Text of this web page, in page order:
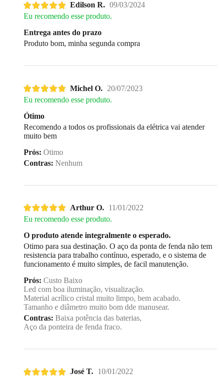
Edilson R. 09/03/2024
Eu recomendo esse produto.
Entrega antes do prazo
Produto bom, minha segunda compra
Michel O. 20/07/2023
Eu recomendo esse produto.
Ótimo
Recomendo a todos os profissionais da elétrica vai atender
muito bem
Prós: Otimo
Contras: Nenhum
Arthur O. 11/01/2022
Eu recomendo esse produto.
O produto atende integralmente o esperado.
Otimo para sua destinação. O aço da ponta de fenda não tem
resistencia para trabalho contínuo, esperado, e o sistema de
funcionamento é muito simples, de facil manutenção.
Prós: Custo Baixo
Led com boa iluminação, visualização.
Material acrílico cristal muito limpo, bem acabado.
Tamanho e diâmetro muito bom dde manusear.
Contras: Baixa potência das baterias,
Aço da ponteira de fenda fraco.
José T. 10/01/2022